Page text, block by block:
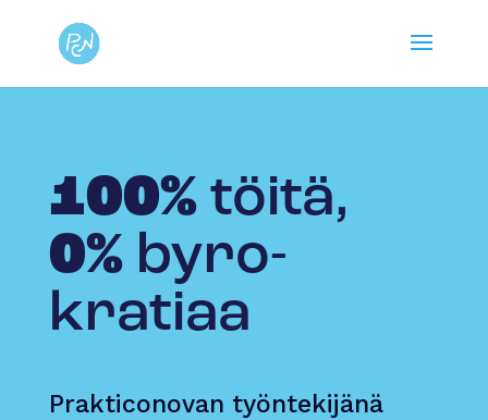
100%töitä,
0% byro­
kratiaa
Prakticonovan työntekijänä